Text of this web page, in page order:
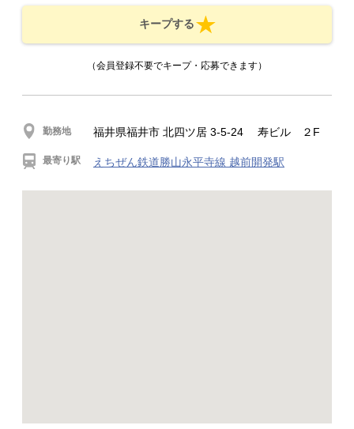
キープする
（会員登録不要でキープ・応募できます）
勤務地 福井県福井市 北四ツ居 3-5-24 寿ビル ２F
最寄り駅 えちぜん鉄道勝山永平寺線 越前開発駅